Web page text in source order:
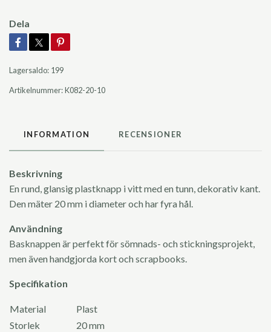
Dela
Lagersaldo: 199
Artikelnummer:K082-20-10
INFORMATION RECENSIONER
Beskrivning
En rund, glansig plastknapp i vitt med en tunn, dekorativ kant.
Den mäter 20 mm i diameter och har fyra hål.
Användning
Basknappen är perfekt för sömnads- och stickningsprojekt,
men även handgjorda kort och scrapbooks.
Specifikation
Material
Plast
Storlek
20 mm